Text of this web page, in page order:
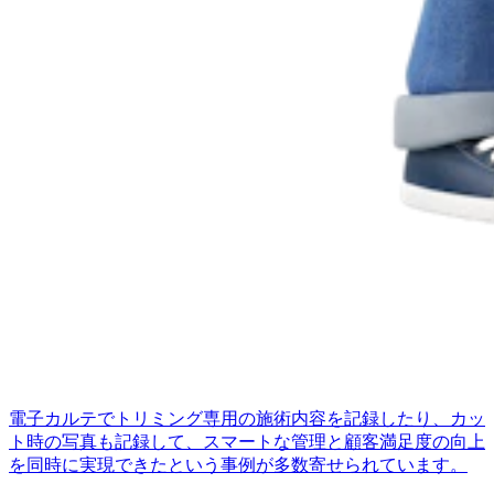
電子カルテでトリミング専用の施術内容を記録したり、カッ
ト時の写真も記録して、スマートな管理と顧客満足度の向上
を同時に実現できたという事例が多数寄せられています。